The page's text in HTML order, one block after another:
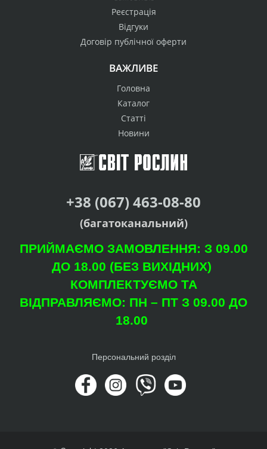
Реєстрація
Відгуки
Договір публічної оферти
ВАЖЛИВЕ
Головна
Каталог
Статті
Новини
+38 (067) 463-08-80
(багатоканальний)
ПРИЙМАЄМО ЗАМОВЛЕННЯ: З 09.00
ДО 18.00 (БЕЗ ВИХІДНИХ)
КОМПЛЕКТУЄМО ТА
ВІДПРАВЛЯЄМО: ПН – ПТ З 09.00 ДО
18.00
Персональний розділ